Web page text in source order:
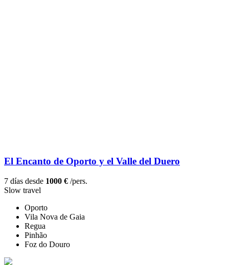
El Encanto de Oporto y el Valle del Duero
7 días desde 1000 € /pers.
Slow travel
Oporto
Vila Nova de Gaia
Regua
Pinhão
Foz do Douro